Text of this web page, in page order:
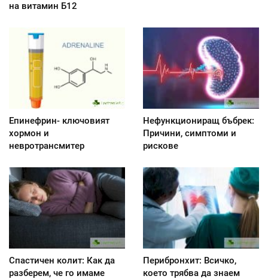
на витамин Б12
Епинефрин- ключовият
хормон и
невротрансмитер
Нефункциониращ бъбрек:
Причини, симптоми и
рискове
Спастичен колит: Как да
разберем, че го имаме
Перибронхит: Всичко,
което трябва да знаем